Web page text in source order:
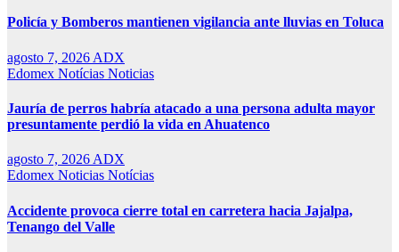
Policía y Bomberos mantienen vigilancia ante lluvias en Toluca
agosto 7, 2026 ADX
Edomex Notícias Noticias
Jauría de perros habría atacado a una persona adulta mayor
presuntamente perdió la vida en Ahuatenco
agosto 7, 2026 ADX
Edomex Noticias Notícias
Accidente provoca cierre total en carretera hacia Jajalpa,
Tenango del Valle